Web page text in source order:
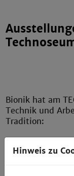
Bionik hat am
Technik und
Tradition:
Was 1996 unter
lernt von der
Hinweis zu